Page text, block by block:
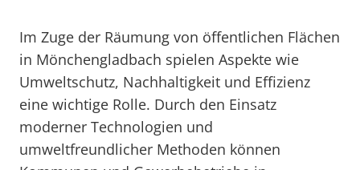
Im Zuge der Räumung von öffentlichen Flächen
in Mönchengladbach spielen Aspekte wie
Umweltschutz, Nachhaltigkeit und Effizienz
eine wichtige Rolle. Durch den Einsatz
moderner Technologien und
umweltfreundlicher Methoden können